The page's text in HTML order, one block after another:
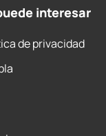
interesar
de privacidad